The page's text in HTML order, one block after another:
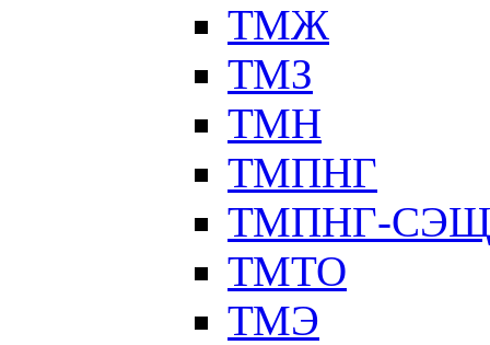
ТМЖ
ТМЗ
ТМН
ТМПНГ
ТМПНГ-СЭЩ
ТМТО
ТМЭ